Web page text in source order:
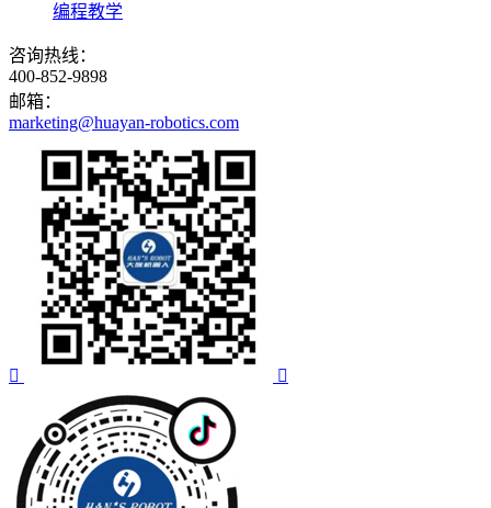
编程教学
咨询热线：
400-852-9898
邮箱：
marketing@huayan-robotics.com